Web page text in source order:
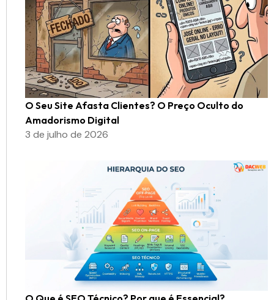
O Seu Site Afasta Clientes? O Preço Oculto do
Amadorismo Digital
3 de julho de 2026